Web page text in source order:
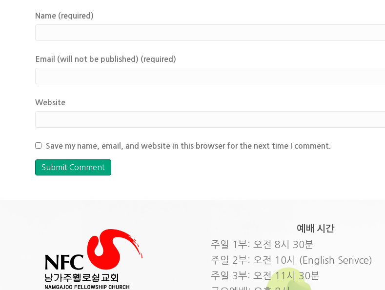
Name (required)
Email (will not be published) (required)
Website
Save my name, email, and website in this browser for the next time I comment.
예배 시간
주일 1부: 오전 8시 30분
주일 2부: 오전 10시 (English Serivce)
주일 3부: 오전 11시 30분